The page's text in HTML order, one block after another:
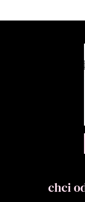
chci